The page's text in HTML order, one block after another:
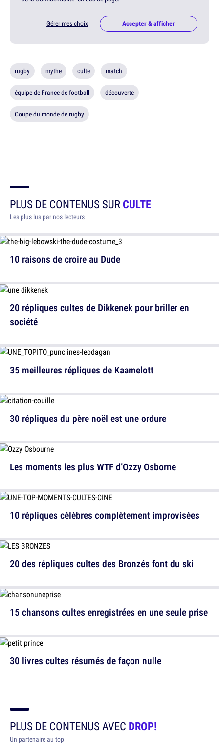
Gérer mes choix Accepter & afficher
rugby mythe culte match
équipe de France de football découverte
Coupe du monde de rugby
PLUS DE CONTENUS SURCULTE
Les plus lus par nos lecteurs
10 raisons de croire au Dude
35 meilleures répliques de Kaamelott
Les moments les plus WTF d’Ozzy Osborne
20 des répliques cultes des Bronzés font du ski
30 livres cultes résumés de façon nulle
20 répliques cultes de Dikkenek pour briller en
société
30 répliques du père noël est une ordure
10 répliques célèbres complètement improvisées
15 chansons cultes enregistrées en une seule prise
PLUS DE CONTENUS AVEC DROP!
Un partenaire au top